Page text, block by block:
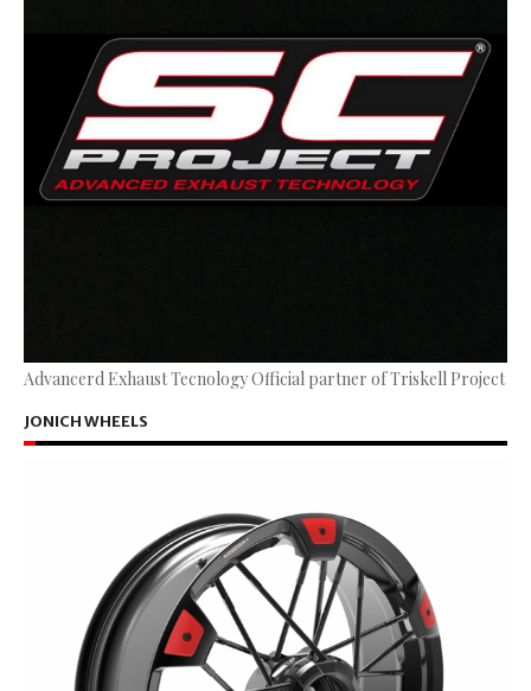
Advancerd Exhaust Tecnology Official partner of Triskell Project
JONICH WHEELS